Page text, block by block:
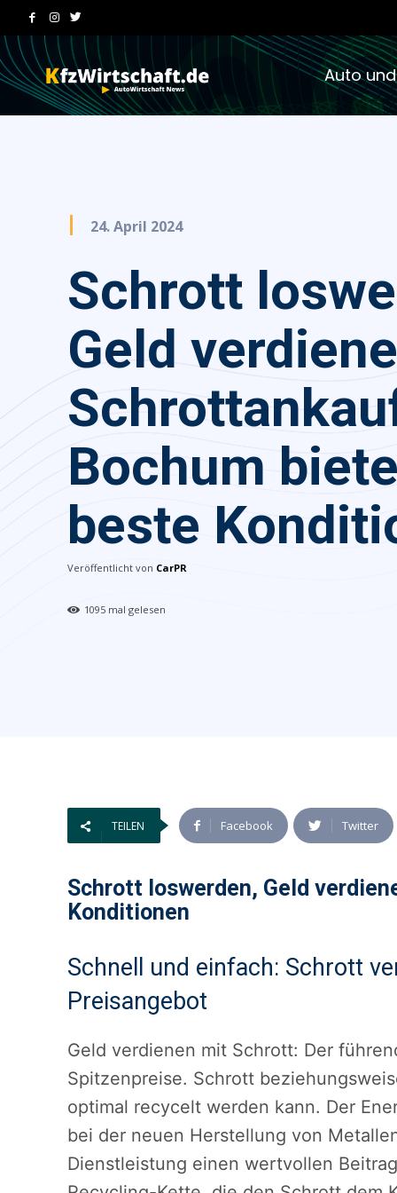
Auto
24. April 2024
Schrott
Geld
Bochum
beste
Veröffentlicht von CarPR
1095 mal gelesen
TEILEN Facebook Twitter
Schrott loswerden, Geld
Konditionen
Schnell und einfach: Schrott
Preisangebot
Geld verdienen mit Schrott: Der
Spitzenpreise. Schrott
optimal recycelt werden kann. Der
bei der neuen Herstellung von
Dienstleistung einen wertvollen